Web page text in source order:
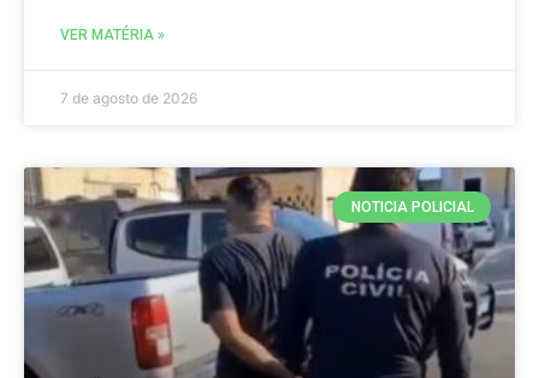
VER MATÉRIA »
7 de agosto de 2026
NOTICIA POLICIAL